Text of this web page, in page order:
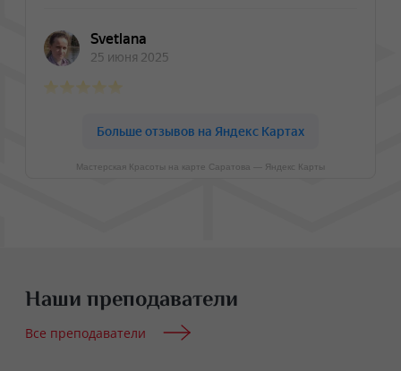
Мастерская Красоты на карте Саратова — Яндекс Карты
Наши преподаватели
Все преподаватели